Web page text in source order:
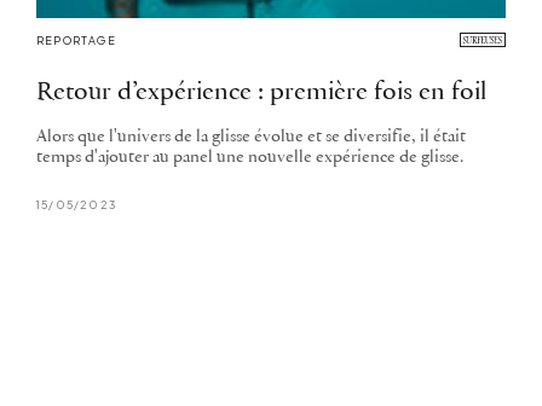
REPORTAGE
Retour d’expérience : première fois en foil
Alors que l'univers de la glisse évolue et se diversifie, il était
temps d'ajouter au panel une nouvelle expérience de glisse.
15/05/2023